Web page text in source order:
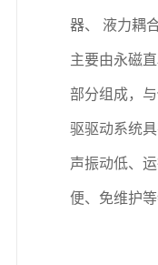
器、 液力耦
主要由永磁
部分组成，
驱驱动系统具
声振动低、
便、免维护等